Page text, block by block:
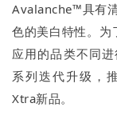
Avalanche™具有
色的美白特性。
应用的品类不同
系列迭代升级，
Xtra新品。